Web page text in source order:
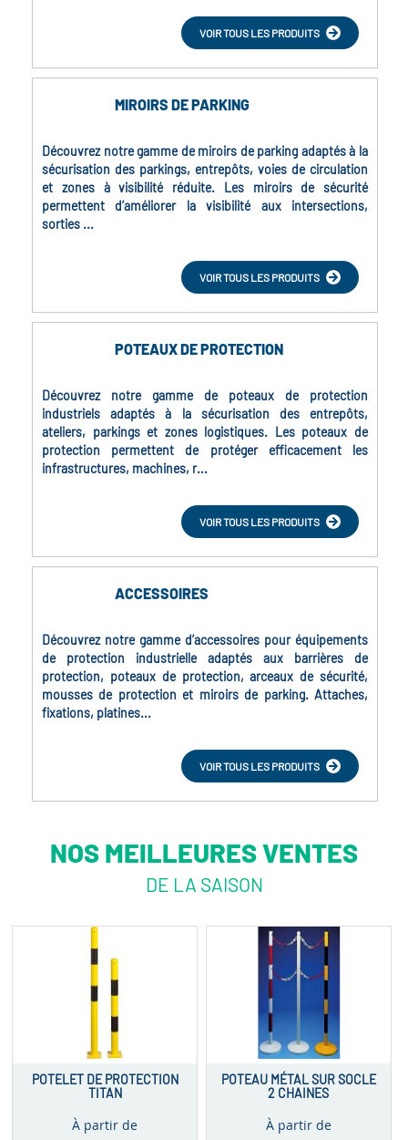
VOIR TOUS LES PRODUITS
MIROIRS DE PARKING
Découvrez notre gamme de miroirs de parking adaptés à la
sécurisation des parkings, entrepôts, voies de circulation
et zones à visibilité réduite. Les miroirs de sécurité
permettent d’améliorer la visibilité aux intersections,
sorties ...
VOIR TOUS LES PRODUITS
POTEAUX DE PROTECTION
Découvrez notre gamme de poteaux de protection
industriels adaptés à la sécurisation des entrepôts,
ateliers, parkings et zones logistiques. Les poteaux de
protection permettent de protéger efficacement les
infrastructures, machines, r...
VOIR TOUS LES PRODUITS
ACCESSOIRES
Découvrez notre gamme d’accessoires pour équipements
de protection industrielle adaptés aux barrières de
protection, poteaux de protection, arceaux de sécurité,
mousses de protection et miroirs de parking. Attaches,
fixations, platines...
VOIR TOUS LES PRODUITS
NOS MEILLEURES VENTES
DE LA SAISON
POTELET DE PROTECTION
TITAN
À partir de
POTEAU MÉTAL SUR SOCLE
2 CHAINES
À partir de